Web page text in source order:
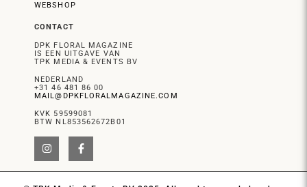
WEBSHOP
CONTACT
DPK FLORAL MAGAZINE
IS EEN UITGAVE VAN
TPK MEDIA & EVENTS BV
NEDERLAND
+31 46 481 86 00
MAIL@DPKFLORALMAGAZINE.COM
KVK 59599081
BTW NL853562672B01